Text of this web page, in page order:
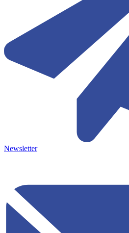
Newsletter